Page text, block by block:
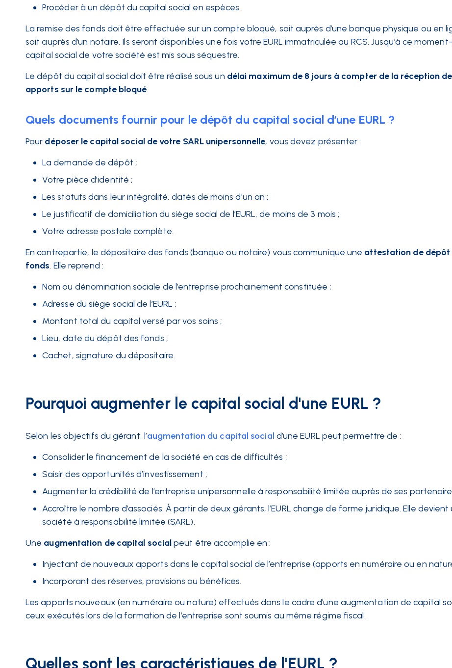
Procéder à un dépôt du capital social en espèces.
La remise des fonds doit être effectuée sur un compte bloqué, soit auprès d’une banque physique ou en
soit auprès d’un notaire. Ils seront disponibles une fois votre EURL immatriculée au RCS. Jusqu’à ce
capital social de votre société est mis sous séquestre.
Le dépôt du capital social doit être réalisé sous un délai maximum de 8 jours à compter de la réception
apports sur le compte bloqué.
Quels documents fournir pour le dépôt du capital social d’une EURL ?
Pour déposer le capital social de votre SARL unipersonnelle, vous devez présenter :
La demande de dépôt ;
Votre pièce d'identité ;
Les statuts dans leur intégralité, datés de moins d'un an ;
Le justificatif de domiciliation du siège social de l’EURL, de moins de 3 mois ;
Votre adresse postale complète.
En contrepartie, le dépositaire des fonds (banque ou notaire) vous communique une attestation de dépôt
fonds. Elle reprend :
Nom ou dénomination sociale de l’entreprise prochainement constituée ;
Adresse du siège social de l’EURL ;
Montant total du capital versé par vos soins ;
Lieu, date du dépôt des fonds ;
Cachet, signature du dépositaire.
Pourquoi augmenter le capital social d'une EURL ?
Selon les objectifs du gérant, l’augmentation du capital social d’une EURL peut permettre de :
Consolider le financement de la société en cas de difficultés ;
Saisir des opportunités d’investissement ;
Augmenter la crédibilité de l’entreprise unipersonnelle à responsabilité limitée auprès de ses
Accroître le nombre d’associés. À partir de deux gérants, l’EURL change de forme juridique. Elle devient
société à responsabilité limitée (SARL).
Une augmentation de capital socialpeut être accomplie en :
Injectant de nouveaux apports dans le capital social de l’entreprise (apports en numéraire ou en
Incorporant des réserves, provisions ou bénéfices.
Les apports nouveaux (en numéraire ou nature) effectués dans le cadre d’une augmentation de capital
ceux exécutés lors de la formation de l’entreprise sont soumis au même régime fiscal.
Quelles sont les caractéristiques de l'EURL ?